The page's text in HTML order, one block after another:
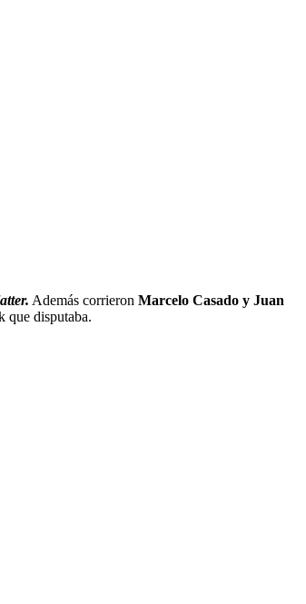
Además corrieron Marcelo Casado y Juan
que disputaba.